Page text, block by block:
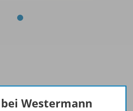
Westermann